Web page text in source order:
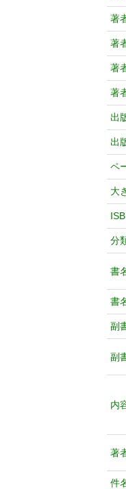
著
著
著
著
出
出
ペ
大
分
書
書
副
副
内
著
件